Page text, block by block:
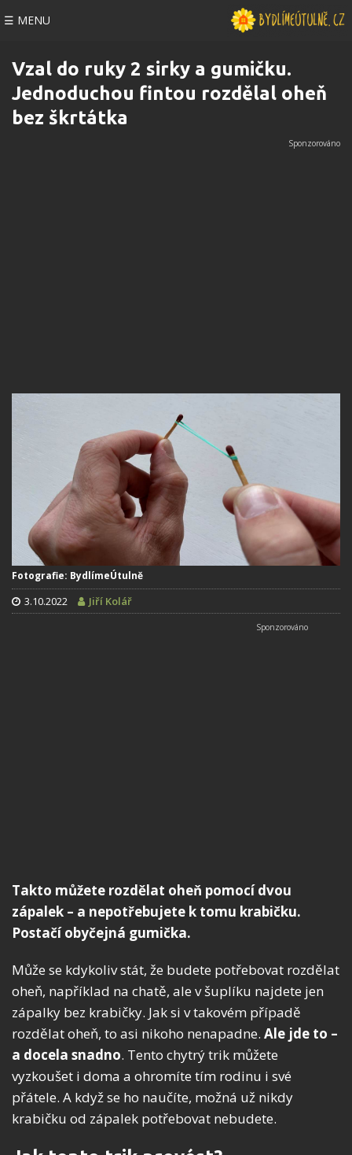
☰ MENU
Vzal do ruky 2 sirky a gumičku.
Jednoduchou fintou rozdělal oheň
bez škrtátka
Fotografie: BydlímeÚtulně
3.10.2022 Jiří Kolář
Takto můžete rozdělat oheň pomocí dvou
zápalek – a nepotřebujete k tomu krabičku.
Postačí obyčejná gumička.
Může se kdykoliv stát, že budete potřebovat rozdělat
oheň, například na chatě, ale v šuplíku najdete jen
zápalky bez krabičky. Jak si v takovém případě
rozdělat oheň, to asi nikoho nenapadne. Ale jde to –
a docela snadno. Tento chytrý trik můžete
vyzkoušet i doma a ohromíte tím rodinu i své
přátele. A když se ho naučíte, možná už nikdy
krabičku od zápalek potřebovat nebudete.